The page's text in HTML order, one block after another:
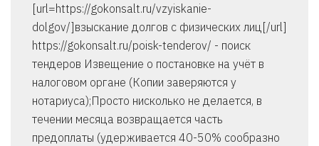
[url=https://gokonsalt.ru/vzyiskanie-
dolgov/]взыскание долгов с физических лиц[/url]
https://gokonsalt.ru/poisk-tenderov/ - поиск
тендеров Извещение о постановке на учёт в
налоговом органе (Копии заверяются у
нотариуса);Просто нисколько не делается, в
течении месяца возвращается часть
предоплаты (удерживается 40-50% сообразно